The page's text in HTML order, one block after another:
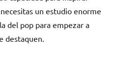
un estudio enorme
del pop para empezar a
destaquen.